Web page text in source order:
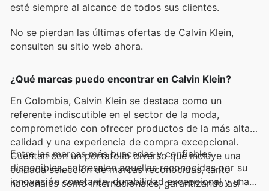
esté siempre al alcance de todos sus clientes.
No se pierdan las últimas ofertas de Calvin Klein,
consulten su sitio web ahora.
¿Qué marcas puedo encontrar en Calvin Klein?
En Colombia, Calvin Klein se destaca como un
referente indiscutible en el sector de la moda,
comprometido con ofrecer productos de la más alta
calidad y una experiencia de compra excepcional.
Cuentan con un portafolio diverso que incluye una
cuidada selección de marcas reconocidas, tanto
nacionales como internacionales, garantizando así
Entre las marcas más buscadas y confiables
disponibles, sobresalen aquellas reconocidas por su
innovación constante, durabilidad excepcional y una